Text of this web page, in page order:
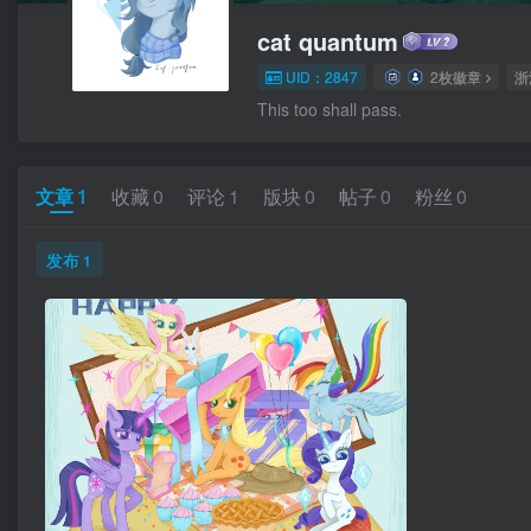
cat quantum
UID：2847 2枚徽章
This too shall pass.
文章1 收藏 0 评论 1 版块 0 帖子 0 粉丝 0
发布 1